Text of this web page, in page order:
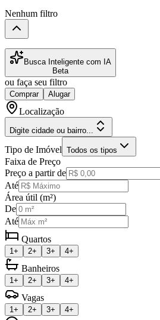
Nenhum filtro
Busca Inteligente com IA
Beta
ou faça seu filtro
Comprar Alugar
Localização
Digite cidade ou bairro...
Tipo de Imóvel Todos os tipos
Faixa de Preço
Preço a partir de
Até
Área útil (m²)
De
Até
Quartos
1+ 2+ 3+ 4+
Banheiros
1+ 2+ 3+ 4+
Vagas
1+ 2+ 3+ 4+